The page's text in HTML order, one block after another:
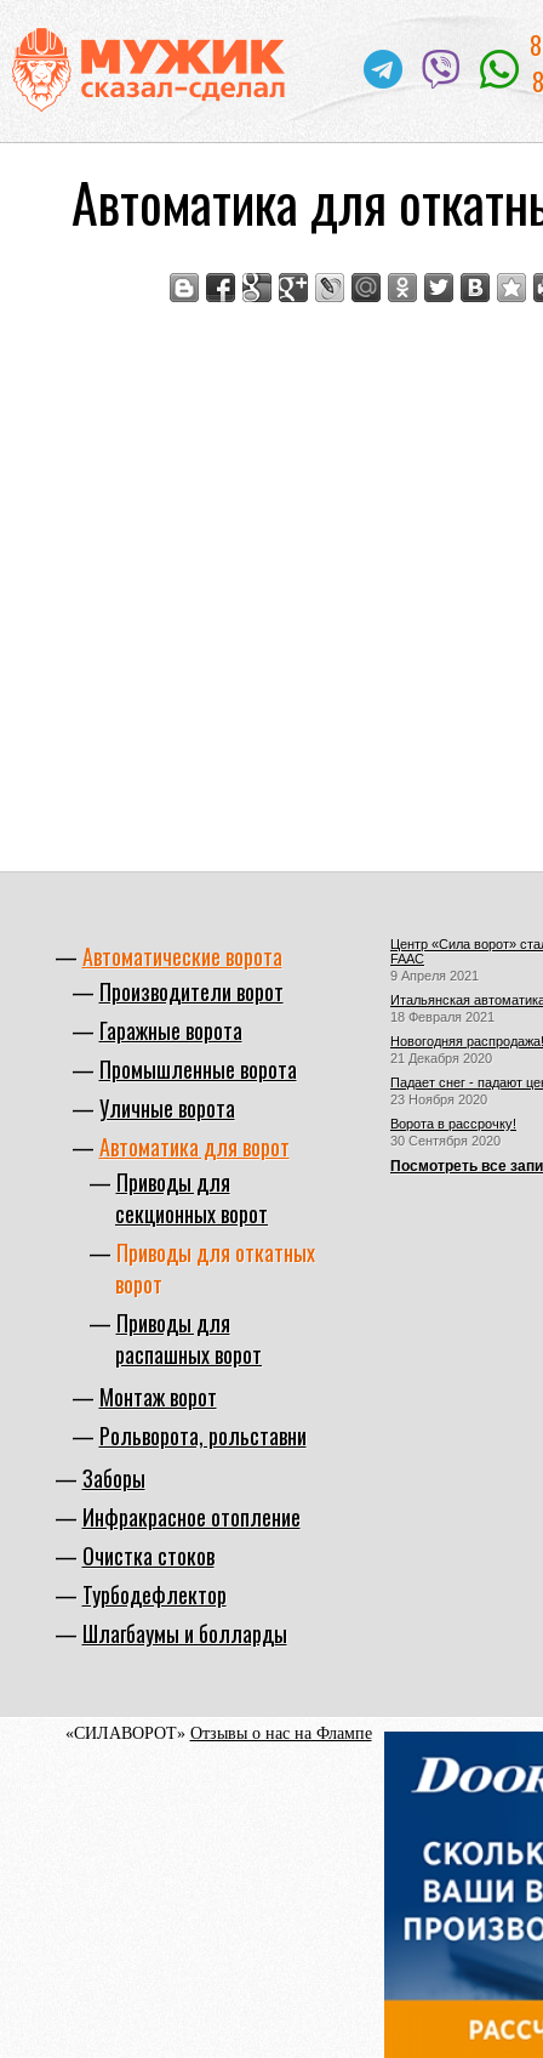
Автоматика для
Автоматические ворота
Производители ворот
Гаражные ворота
Промышленные ворота
Уличные ворота
Автоматика для ворот
Приводы для
секционных ворот
Приводы для откатных
ворот
Приводы для
распашных ворот
Монтаж ворот
Рольворота, рольставни
Заборы
Инфракрасное отопление
Очистка стоков
Турбодефлектор
Шлагбаумы и болларды
Центр «Сила ворот»
FAAC
9 Апреля 2021
Итальянская
18 Февраля 2021
Новогодняя распродажа!
21 Декабря 2020
Падает снег - падают
23 Ноября 2020
Ворота в рассрочку!
30 Сентября 2020
Посмотреть все
«СИЛАВОРОТ» Отзывы о нас на Флампе